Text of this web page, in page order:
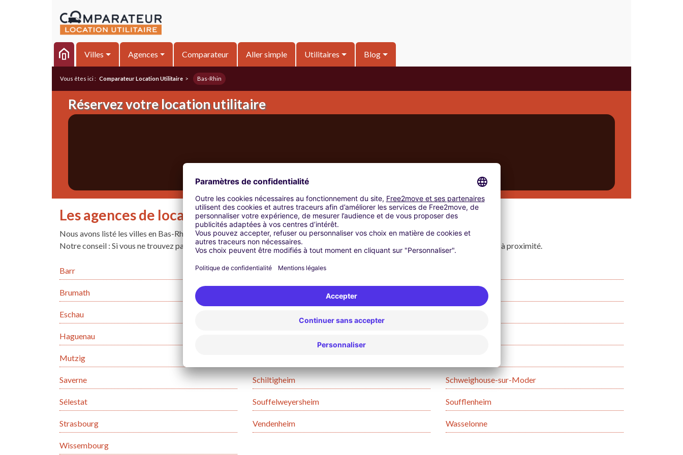
Villes Agences Comparateur Aller simple Utilitaires Blog
Vous êtes ici : Comparateur Location Utilitaire > Bas-Rhin
Réservez votre location utilitaire
Les agences de location utilitaire en Bas-Rhin
Nous avons listé les villes en Bas-Rhin dans lesquelles vous trouverez les agences de location utilitaire.
Notre conseil : Si vous ne trouvez pas le véhicule ou le prix qui vous convient, n'hésitez pas à relancer une recherche dans une ville à proximité.
Barr Bischheim
Brumath
Eschau
Haguenau
Mutzig
Saverne Schiltigheim Schweighouse-sur-Moder
Sélestat Souffelweyersheim Soufflenheim
Strasbourg Vendenheim Wasselonne
Wissembourg